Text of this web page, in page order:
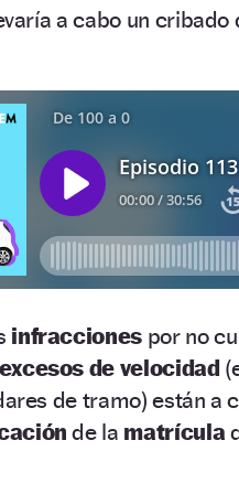
a cabo un
infracciones por no
excesos de velocidad
de tramo) están a
de la matrícula